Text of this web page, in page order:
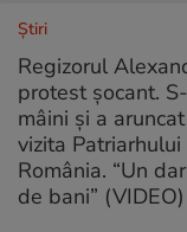
Ştiri
Regizorul
protest șocant.
mâini și a
vizita
România. “Un
de bani” (VIDEO)